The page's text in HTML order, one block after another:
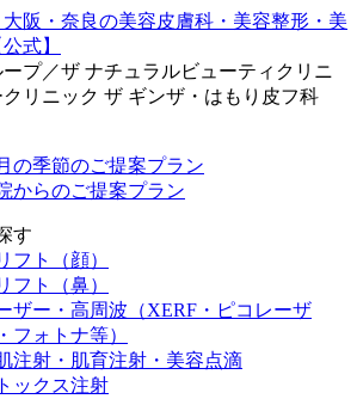
プ／ザ ナチュラルビューティクリニ
リニック ザ ギンザ・はもり皮フ科
の季節のご提案プラン
からのご提案プラン
す
フト（顔）
フト（鼻）
ザー・高周波（XERF・ピコレーザ
フォトナ等）
注射・肌育注射・美容点滴
ックス注射